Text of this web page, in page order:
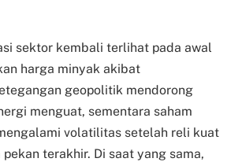
sektor kembali terlihat pada awal
harga minyak akibat
geopolitik mendorong
menguat, sementara saham
volatilitas setelah reli kuat
terakhir. Di saat yang sama,